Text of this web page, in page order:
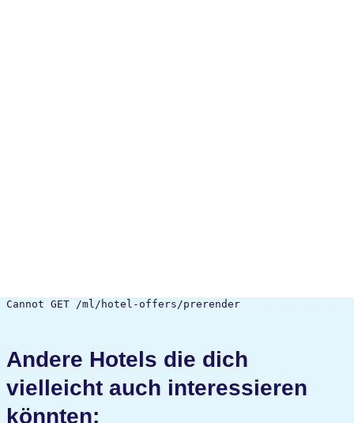
Cannot GET /ml/hotel-offers/prerender
Andere Hotels die dich
vielleicht auch interessieren
könnten: